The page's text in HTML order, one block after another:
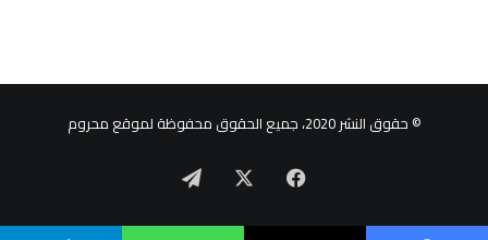
© حقوق النشر 2020، جميع الحقوق محفوظة لموقع محروم
فيسبوك تيلقرام